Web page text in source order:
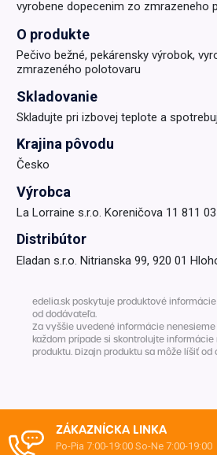
vyrobene dopecenim zo zmrazeneho
O produkte
Pečivo bežné, pekárensky výrobok,
zmrazeného polotovaru
Skladovanie
Skladujte pri izbovej teplote a
Krajina pôvodu
Česko
Výrobca
La Lorraine s.r.o. Koreničova 11 811
Distribútor
Eladan s.r.o. Nitrianska 99, 920 01
edelia.sk poskytuje produktové
od dodávateľa.
Za vyššie uvedené informácie nenesieme
každom prípade si skontrolujte informácie
produktu. Dizajn produktu sa môže líšiť od
ZÁKAZNÍCKA LINKA
Po-Pia 7:00-19:00 So-Ne 7:00-19:00